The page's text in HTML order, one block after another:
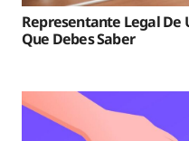
Representante Legal De
Que Debes Saber